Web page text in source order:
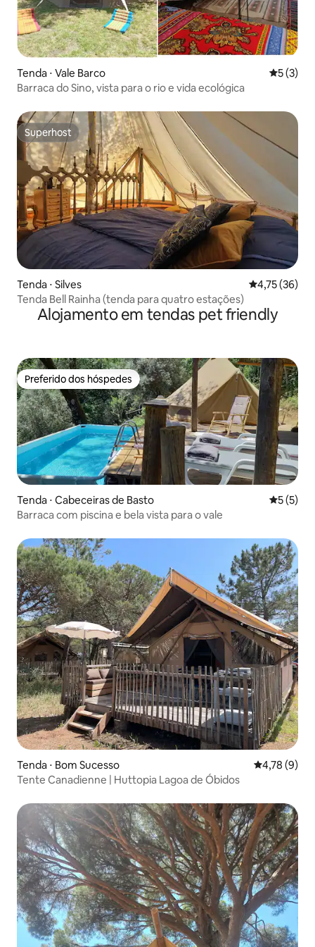
Tenda ⋅ Vale Barco 5 de
5 (3)
Barraca do Sino, vista para o rio e vida ecológica
Superhost
Superhost
Tenda ⋅ Silves 4,75 de uma
4,75 (36)
Tenda Bell Rainha (tenda para quatro estações)
Alojamento em tendas pet friendly
Preferido dos hóspedes
Preferido dos hóspedes
Tenda ⋅ Cabeceiras de Basto 5 de
5 (5)
Barraca com piscina e bela vista para o vale
Tenda ⋅ Bom Sucesso 4,78 de
4,78 (9)
Tente Canadienne | Huttopia Lagoa de Óbidos